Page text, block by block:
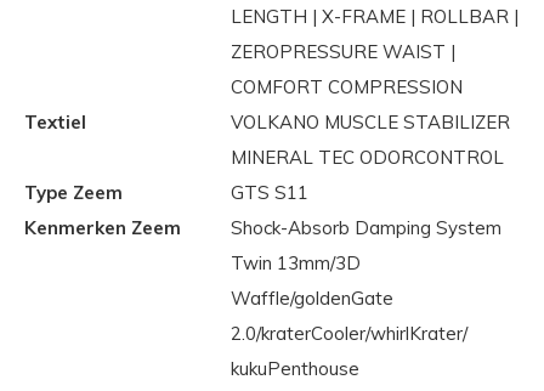
LENGTH | X-FRAME | ROLLBAR |
ZEROPRESSURE WAIST |
COMFORT COMPRESSION
Textiel
VOLKANO MUSCLE STABILIZER
MINERAL TEC ODORCONTROL
Type Zeem
GTS S11
Kenmerken Zeem
Shock-Absorb Damping System
Twin 13mm/3D
Waffle/goldenGate
2.0/kraterCooler/whirlKrater/
kukuPenthouse